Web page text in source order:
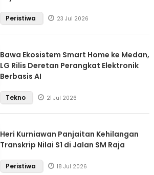
Peristiwa 23 Jul 2026
Bawa Ekosistem Smart Home ke Medan,
LG Rilis Deretan Perangkat Elektronik
Berbasis AI
Tekno 21 Jul 2026
Heri Kurniawan Panjaitan Kehilangan
Transkrip Nilai S1 di Jalan SM Raja
Peristiwa 18 Jul 2026